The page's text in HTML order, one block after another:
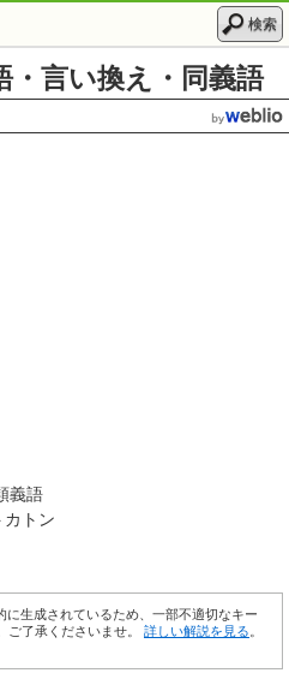
検索
・言い換え・同義語
義語
カトン
に生成されているため、一部不適切なキー
ご了承くださいませ。 詳しい解説を見る